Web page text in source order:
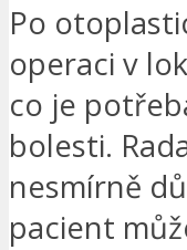
Po
operaci v
co je
bolesti.
nesmírně
pacient